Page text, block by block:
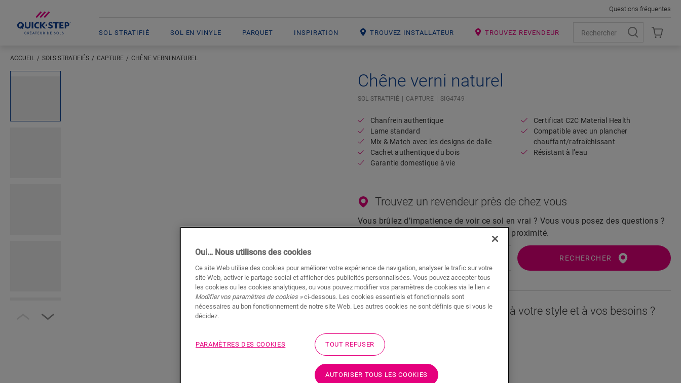
SOL STRATIFIÉ SOL EN VINYLE PARQUET INSPIRATION TROUVEZ INSTALLATEUR TROUVEZ REVENDEUR
Questions fréquentes
ACCUEIL SOLS STRATIFIÉS CAPTURE CHÊNE VERNI NATUREL
Open image in lightbox
Chêne verni naturel
SOL STRATIFIÉ CAPTURE SIG4749
Chanfrein authentique
Lame standard
Mix & Match avec les designs de dalle
Cachet authentique du bois
Garantie domestique à vie
Certificat C2C Material Health
Compatible avec un plancher
chauffant/rafraîchissant
Résistant à l’eau
Trouvez un revendeur près de chez vous
Vous brûlez d’impatience de voir ce sol en vrai ? Vous vous posez des questions ?
Il y a toujours un revendeur Quick-Step à proximité.
RECHERCHER
Pas sûr que ce sol corresponde à votre style et à vos besoins ?
Afficher dans votre pièce
Commander un échantillon
Oui… Nous utilisons des cookies
Ce site Web utilise des cookies pour améliorer votre expérience de navigation, analyser le trafic sur votre
site Web, activer le partage social et afficher des publicités personnalisées. Vous pouvez accepter tous
les cookies ou les cookies analytiques, ou vous pouvez modifier vos paramètres de cookies via le lien «
Modifier vos paramètres de cookies »ci-dessous. Les cookies essentiels et fonctionnels sont
nécessaires au bon fonctionnement de notre site Web. Les autres cookies ne sont définis que si vous le
décidez.
PARAMÈTRES DES COOKIES TOUT REFUSER
AUTORISER TOUS LES COOKIES